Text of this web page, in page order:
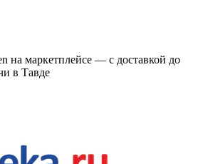
на маркетплейсе — с доставкой до
в Тавде